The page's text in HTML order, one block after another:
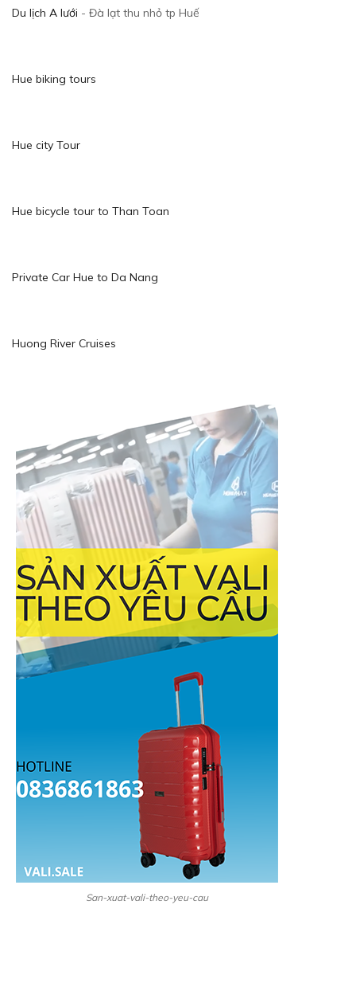
Du lịch A lưới - Đà lạt thu nhỏ tp Huế
Hue biking tours
Hue city Tour
Hue bicycle tour to Than Toan
Private Car Hue to Da Nang
Huong River Cruises
San-xuat-vali-theo-yeu-cau